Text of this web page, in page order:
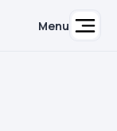
Menu